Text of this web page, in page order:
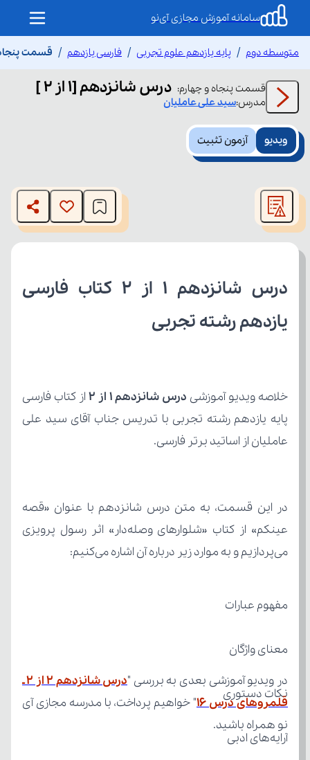
سامانه آموزش مجازی آی‌نو
متوسطه دوم پایه یازدهم علوم تجربی فارسی یازدهم قسمت پنجاه
قسمت پنجاه و چهارم: درس شانزدهم [1 از 2 ]
مدرس:سید علیعاملیان
ویدیو آزمون تثبیت
modal
window.
The media could not be loaded, either because the server
or network failed or because the format is not supported.
یازدهم رشته تجربی
خلاصه ویدیو آموزشی درس شانزدهم ۱ از ۲ از کتاب
عاملیان از اساتید برتر فارسی.
می‌پردازیم و به موارد زیر درباره آن اشاره می‌کنیم:
مفهوم عبارات
معنای واژگان
نکات دستوری
آرایه‌های ادبی
در ویدیو آموزشی بعدی به بررسی "
قلمروهای درس 16
نو همراه باشید.